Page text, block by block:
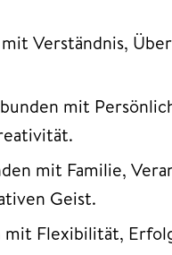
Verständnis,
mit
mit Familie,
Geist.
Flexibilität,